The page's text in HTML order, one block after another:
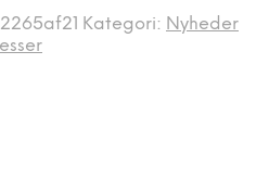
Kategori: Nyheder